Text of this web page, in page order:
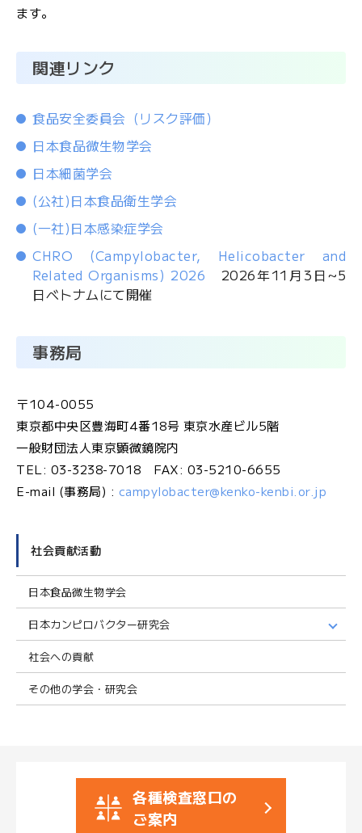
ます。
関連リンク
食品安全委員会（リスク評価）
日本食品微生物学会
日本細菌学会
(公社)日本食品衛生学会
(一社)日本感染症学会
CHRO (Campylobacter, Helicobacter and
Related Organisms) 2026 2026年11月3日~5
日ベトナムにて開催
事務局
〒104-0055
東京都中央区豊海町4番18号 東京水産ビル5階
一般財団法人東京顕微鏡院内
TEL: 03-3238-7018 FAX: 03-5210-6655
E-mail (事務局) : campylobacter@kenko-kenbi.or.jp
社会貢献活動
日本食品微生物学会
日本カンピロバクター研究会
社会への貢献
その他の学会・研究会
各種検査窓口の
ご案内